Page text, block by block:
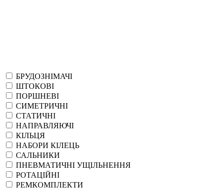
БРУДОЗНІМАЧІ
ШТОКОВІ
ПОРШНЕВІ
СИМЕТРИЧНІ
СТАТИЧНІ
НАПРАВЛЯЮЧІ
КІЛЬЦЯ
НАБОРИ КІЛЕЦЬ
САЛЬНИКИ
ПНЕВМАТИЧНІ УЩІЛЬНЕННЯ
РОТАЦІЙНІ
РЕМКОМПЛЕКТИ